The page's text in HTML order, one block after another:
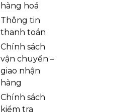
hàng hoá
Thông tin
thanh toán
Chính sách
vận chuyển –
giao nhận
hàng
Chính sách
kiểm tra